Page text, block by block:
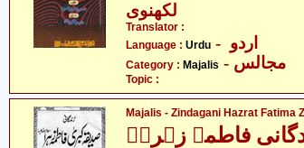
لکھنوی
Translator :
Language : Urdu
Category : Majalis - مجالس
Topic :
Majalis - Zindagani Hazrat Fatima
فاطمہ زہراؑ